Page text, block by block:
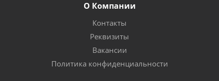
О Компании
Контакты
Реквизиты
Вакансии
Политика конфиденциальности